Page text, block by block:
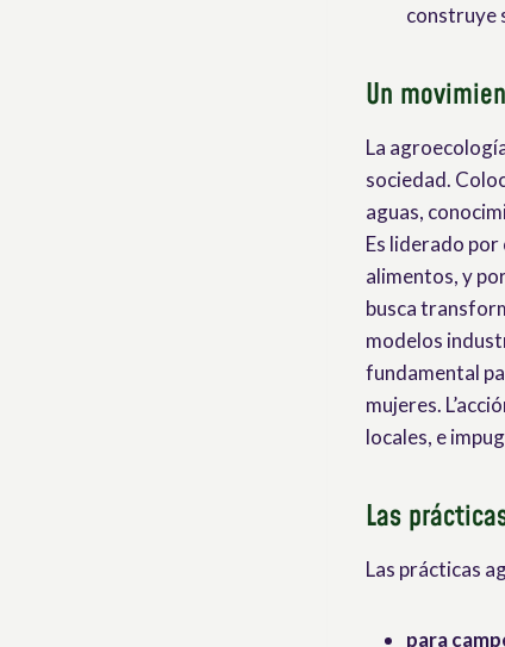
construye
Un
La
sociedad.
aguas,
Es liderado
alimentos, y
busca
modelos
fundamental
mujeres.
locales, e
Las
Las prácticas
para